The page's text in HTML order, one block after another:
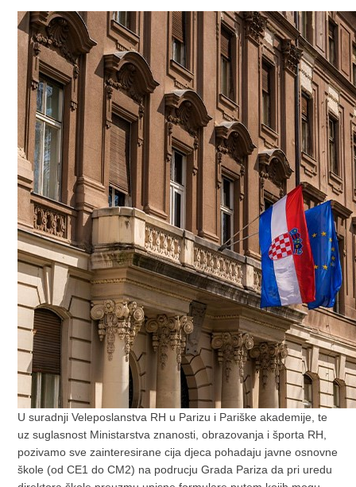
U suradnji Veleposlanstva RH u Parizu i Pariške akademije, te
uz suglasnost Ministarstva znanosti, obrazovanja i športa RH,
pozivamo sve zainteresirane cija djeca pohadaju javne osnovne
škole (od CE1 do CM2) na podrucju Grada Pariza da pri uredu